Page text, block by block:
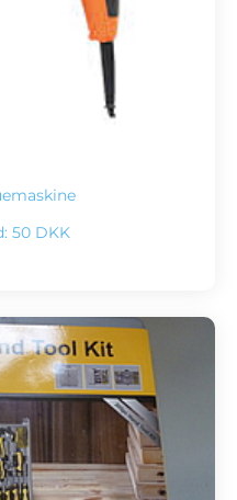
50 DKK